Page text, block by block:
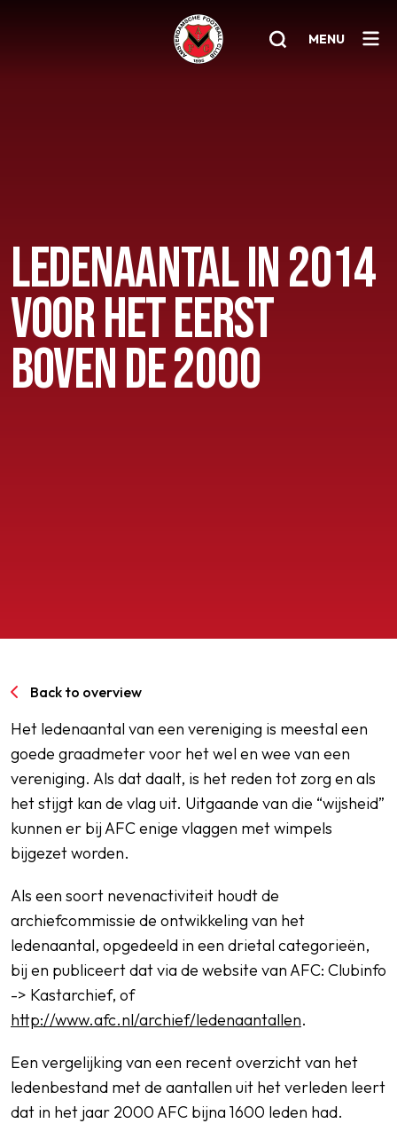
MENU
Jeugd
Senioren
Clubinfo
Nieuwsoverzicht
Sponsoring
LEDENAANTAL IN 2014
VOOR HET EERST
BOVEN DE 2000
Back to overview
Het ledenaantal van een vereniging is meestal een
goede graadmeter voor het wel en wee van een
vereniging. Als dat daalt, is het reden tot zorg en als
het stijgt kan de vlag uit. Uitgaande van die “wijsheid”
kunnen er bij AFC enige vlaggen met wimpels
bijgezet worden.
Als een soort nevenactiviteit houdt de
archiefcommissie de ontwikkeling van het
ledenaantal, opgedeeld in een drietal categorieën,
bij en publiceert dat via de website van AFC: Clubinfo
-> Kastarchief, of
http://www.afc.nl/archief/ledenaantallen.
Een vergelijking van een recent overzicht van het
ledenbestand met de aantallen uit het verleden leert
dat in het jaar 2000 AFC bijna 1600 leden had.